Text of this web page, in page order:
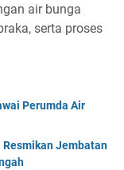
air bunga
serta proses
Perumda Air
Resmikan Jembatan